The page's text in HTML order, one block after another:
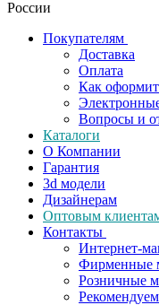
России
Покупателям
Доставка
Оплата
Как
Вопросы и
Каталоги
О Компании
Гарантия
3d модели
Дизайнерам
Оптовым
Контакты
Интернет-
Фирменные
Розничные